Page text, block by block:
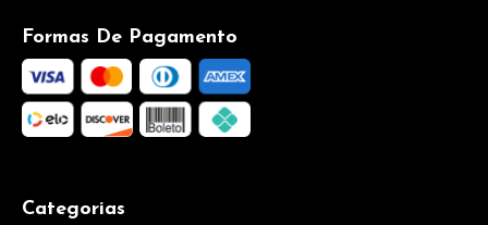
Formas De Pagamento
Categorias